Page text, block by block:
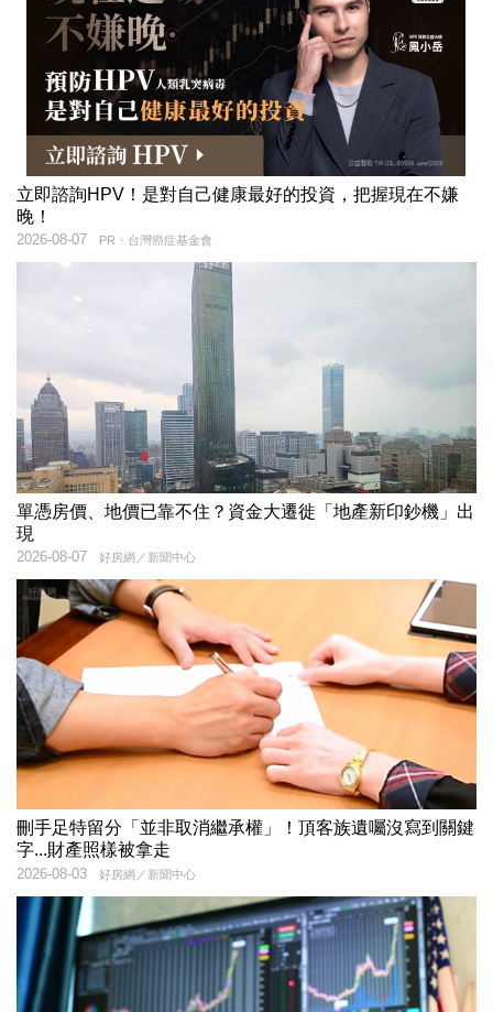
立即諮詢HPV！是對自己健康最好的投資，把握現在不嫌
晚！
PR・台灣癌症基金會
2026-08-07
單憑房價、地價已靠不住？資金大遷徙「地產新印鈔機」出
現
好房網／新聞中心
2026-08-07
刪手足特留分「並非取消繼承權」！頂客族遺囑沒寫到關鍵
字...財產照樣被拿走
好房網／新聞中心
2026-08-03